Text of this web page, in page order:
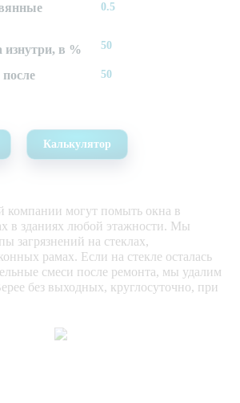
0.5
изнутри, в % 50
50
Калькулятор
компании могут помыть окна в
в зданиях любой этажности. Мы
загрязнений на стеклах,
рамах. Если на стекле осталась
смеси после ремонта, мы удалим
без выходных, круглосуточно, при